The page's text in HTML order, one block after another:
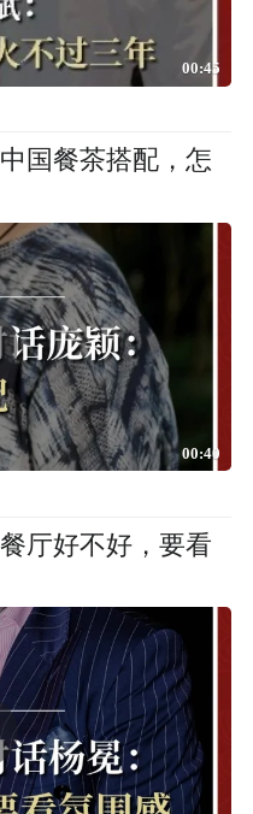
00:45
国餐茶搭配，怎
00:40
厅好不好，要看